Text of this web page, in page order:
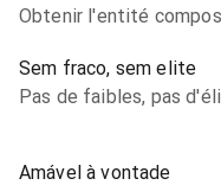
Obtenir l'entité
Sem fraco, sem elite
Pas de faibles, pas
Amável à vontade